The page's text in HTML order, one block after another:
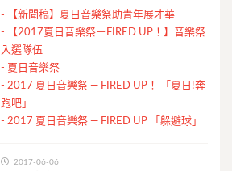
-
【新聞稿】夏日音樂祭助青年展才華
-
【2017夏日音樂祭－FIRED UP！】音樂祭
入選隊伍
- 夏日音樂祭
- 2017 夏日音樂祭 — FIRED UP！ 「夏日!奔
跑吧」
- 2017 夏日音樂祭 — FIRED UP 「躲避球」
2017-06-06